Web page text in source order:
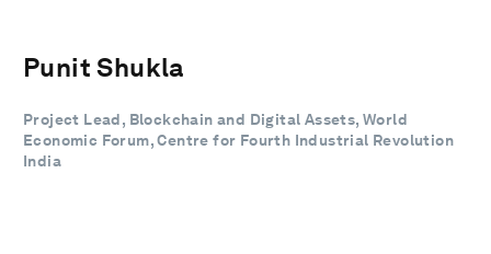
Punit Shukla
Project Lead, Blockchain and Digital Assets, World
Economic Forum, Centre for Fourth Industrial Revolution
India